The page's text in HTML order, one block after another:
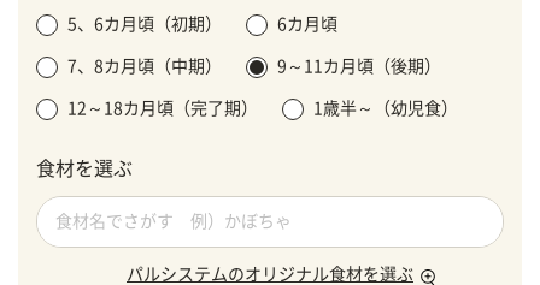
5、6カ月頃（初期） 6カ月頃
7、8カ月頃（中期） 9～11カ月頃（後期）
12～18カ月頃（完了期） 1歳半～（幼児食）
食材を選ぶ
パルシステムのオリジナル食材を選ぶ